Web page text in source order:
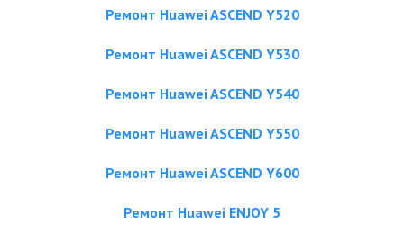
Ремонт Huawei ASCEND Y520
Ремонт Huawei ASCEND Y530
Ремонт Huawei ASCEND Y540
Ремонт Huawei ASCEND Y550
Ремонт Huawei ASCEND Y600
Ремонт Huawei ENJOY 5